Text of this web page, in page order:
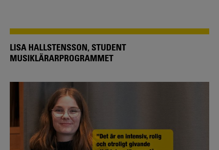
LISA HALLSTENSSON, STUDENT
MUSIKLÄRARPROGRAMMET